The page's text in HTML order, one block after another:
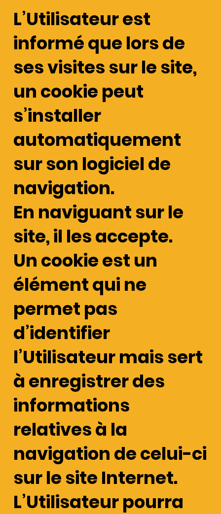
L’Utilisateur est
informé que lors de
ses visites sur le site,
un cookie peut
s’installer
automatiquement
sur son logiciel de
navigation.
En naviguant sur le
site, il les accepte.
Un cookie est un
élément qui ne
permet pas
d’identifier
l’Utilisateur mais sert
à enregistrer des
informations
relatives à la
navigation de celui-ci
sur le site Internet.
L’Utilisateur pourra